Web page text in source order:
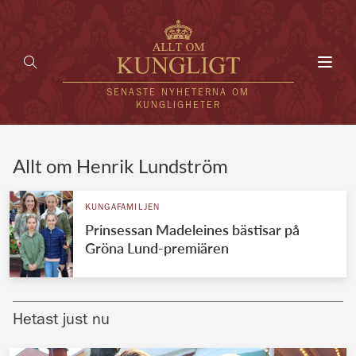
SENASTE NYHETERNA OM
KUNGLIGHETER
UTLÄNDSKT
VÄRLDENS KUNGAHUS
Brittiska kungahuset
Allt om Henrik Lundström
KUNGAFAMILJEN
Prinsessan Madeleines bästisar på
Gröna Lund-premiären
Hetast just nu